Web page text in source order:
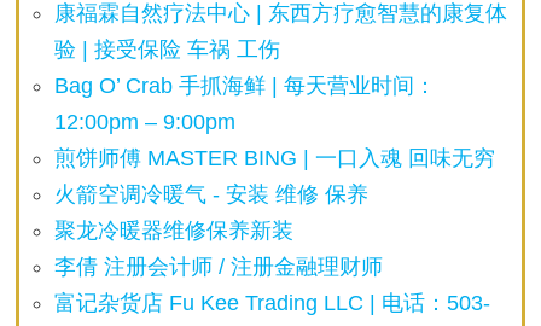
康福霖自然疗法中心 | 东西方疗愈智慧的康复体
验 | 接受保险 车祸 工伤
Bag O’ Crab 手抓海鲜 | 每天营业时间：
12:00pm – 9:00pm
煎饼师傅 MASTER BING | 一口入魂 回味无穷
火箭空调冷暖气 - 安装 维修 保养
聚龙冷暖器维修保养新装
李倩 注册会计师 / 注册金融理财师
富记杂货店 Fu Kee Trading LLC | 电话：503-